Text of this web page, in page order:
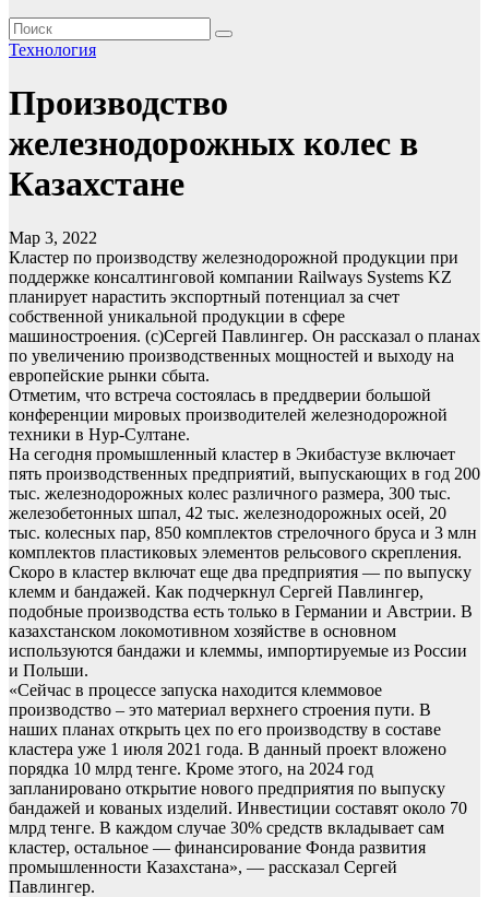
Технология
Производство
железнодорожных колес в
Казахстане
Мар 3, 2022
Кластер по производству железнодорожной продукции при
поддержке консалтинговой компании Railways Systems KZ
планирует нарастить экспортный потенциал за счет
собственной уникальной продукции в сфере
машиностроения. (c)Сергей Павлингер. Он рассказал о планах
по увеличению производственных мощностей и выходу на
европейские рынки сбыта.
Отметим, что встреча состоялась в преддверии большой
конференции мировых производителей железнодорожной
техники в Нур-Султане.
На сегодня промышленный кластер в Экибастузе включает
пять производственных предприятий, выпускающих в год 200
тыс. железнодорожных колес различного размера, 300 тыс.
железобетонных шпал, 42 тыс. железнодорожных осей, 20
тыс. колесных пар, 850 комплектов стрелочного бруса и 3 млн
комплектов пластиковых элементов рельсового скрепления.
Скоро в кластер включат еще два предприятия — по выпуску
клемм и бандажей. Как подчеркнул Сергей Павлингер,
подобные производства есть только в Германии и Австрии. В
казахстанском локомотивном хозяйстве в основном
используются бандажи и клеммы, импортируемые из России
и Польши.
«Сейчас в процессе запуска находится клеммовое
производство – это материал верхнего строения пути. В
наших планах открыть цех по его производству в составе
кластера уже 1 июля 2021 года. В данный проект вложено
порядка 10 млрд тенге. Кроме этого, на 2024 год
запланировано открытие нового предприятия по выпуску
бандажей и кованых изделий. Инвестиции составят около 70
млрд тенге. В каждом случае 30% средств вкладывает сам
кластер, остальное — финансирование Фонда развития
промышленности Казахстана», — рассказал Сергей
Павлингер.